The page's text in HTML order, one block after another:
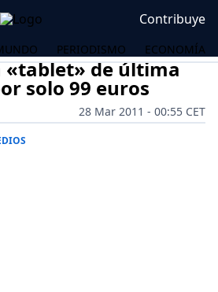
Contribuye
PERIODISMO ECONOMÍA
«tablet» de última
solo 99 euros
28 Mar 2011 - 00:55 CET